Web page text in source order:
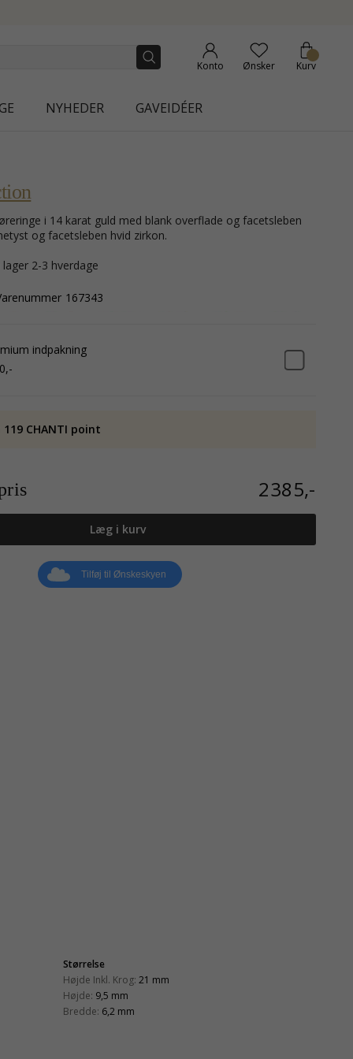
Konto Ønsker Kurv
NYHEDER GAVEIDÉER
og facetsleben hvid zirkon.
2-3 hverdage
167343
indpakning
CHANTI point
2385,-
Læg i kurv
Tilføj til Ønskeskyen
Størrelse
Højde Inkl. Krog: 21 mm
Højde: 9,5 mm
Bredde: 6,2 mm